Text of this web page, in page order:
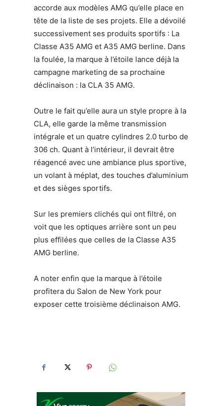
accorde aux modèles AMG qu’elle place en
tête de la liste de ses projets. Elle a dévoilé
successivement ses produits sportifs : La
Classe A35 AMG et A35 AMG berline. Dans
la foulée, la marque à l’étoile lance déjà la
campagne marketing de sa prochaine
déclinaison : la CLA 35 AMG.
Outre le fait qu’elle aura un style propre à la
CLA, elle garde la même transmission
intégrale et un quatre cylindres 2.0 turbo de
306 ch. Quant à l’intérieur, il devrait être
réagencé avec une ambiance plus sportive,
un volant à méplat, des touches d’aluminium
et des sièges sportifs.
Sur les premiers clichés qui ont filtré, on
voit que les optiques arrière sont un peu
plus effilées que celles de la Classe A35
AMG berline.
A noter enfin que la marque à l’étoile
profitera du Salon de New York pour
exposer cette troisième déclinaison AMG.